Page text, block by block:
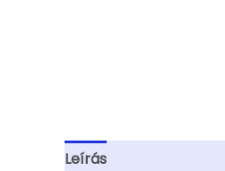
Leírás